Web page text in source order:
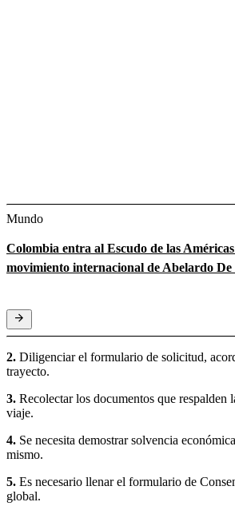
Mundo
Colombia entra al Escudo de las
movimiento internacional de Abelardo
2. Diligenciar el formulario de solicitud,
trayecto.
3. Recolectar los documentos que respalden
viaje.
4. Se necesita demostrar solvencia
mismo.
5. Es necesario llenar el formulario de
global.